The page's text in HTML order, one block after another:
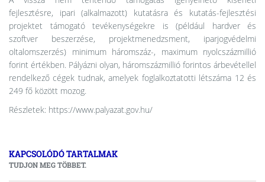
fejlesztésre, ipari (alkalmazott) kutatásra és kutatás-fejlesztési
projektet támogató tevékenységekre is (például hardver és
szoftver beszerzése, projektmenedzsment, iparjogvédelmi
oltalomszerzés) minimum háromszáz-, maximum nyolcszázmillió
forint értékben. Pályázni olyan, háromszázmillió forintos árbevétellel
rendelkező cégek tudnak, amelyek foglalkoztatotti létszáma 12 és
249 fő között mozog.
Részletek: https://www.palyazat.gov.hu/
KAPCSOLÓDÓ TARTALMAK
TUDJON MEG TÖBBET.